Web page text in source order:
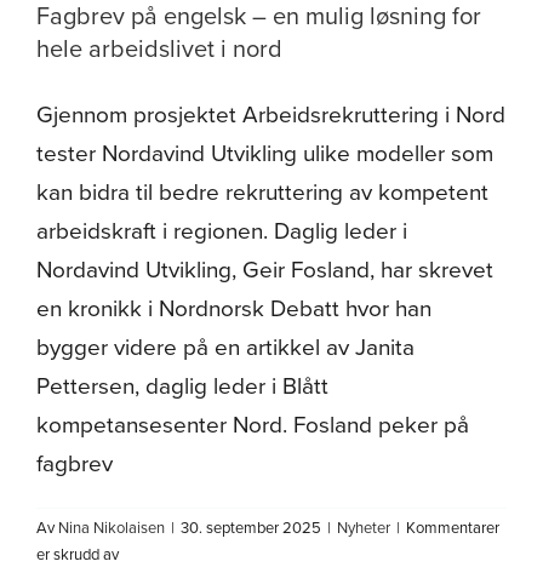
Om oss
Fagbrev på engelsk – en mulig løsning for
hele arbeidslivet i nord
Gjennom prosjektet Arbeidsrekruttering i Nord
tester Nordavind Utvikling ulike modeller som
kan bidra til bedre rekruttering av kompetent
arbeidskraft i regionen. Daglig leder i
Nordavind Utvikling, Geir Fosland, har skrevet
en kronikk i Nordnorsk Debatt hvor han
bygger videre på en artikkel av Janita
Pettersen, daglig leder i Blått
kompetansesenter Nord. Fosland peker på
fagbrev
AvNina Nikolaisen | 30. september 2025 | Nyheter | Kommentarer
er skrudd avfor